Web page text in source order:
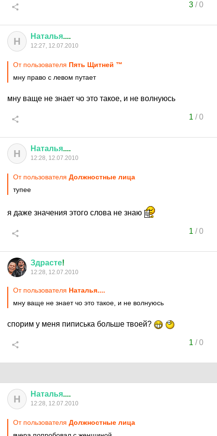
3/0
Н Наталья....
12:27, 12.07.2010
От пользователя Пять Щитней ™
мну право с левом путает
мну ваще не знает чо это такое, и не волнуюсь
1 /0
Н Наталья....
12:28, 12.07.2010
От пользователя Должностные лица
тупее
я даже значения этого слова не знаю
1 /0
Здрасте!
12:28, 12.07.2010
От пользователя Наталья....
мну ваще не знает чо это такое, и не волнуюсь
спорим у меня пиписька больше твоей?
1 /0
Н Наталья....
12:28, 12.07.2010
От пользователя Должностные лица